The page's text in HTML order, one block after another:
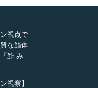
ン視点で
な鮨体
「鮓 み…
視察】